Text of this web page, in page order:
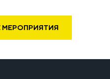
МЕРОПРИЯТИЯ